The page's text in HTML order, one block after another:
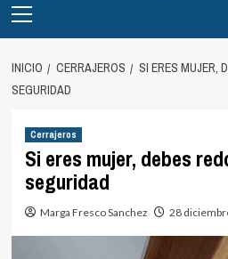
principal
INICIO CERRAJEROS
SI ERES MUJER,
SEGURIDAD
Cerrajeros
Si eres mujer, debes
seguridad
Marga Fresco Sanchez 28